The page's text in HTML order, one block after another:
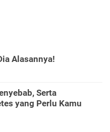
Alasannya!
Serta
yang Perlu Kamu